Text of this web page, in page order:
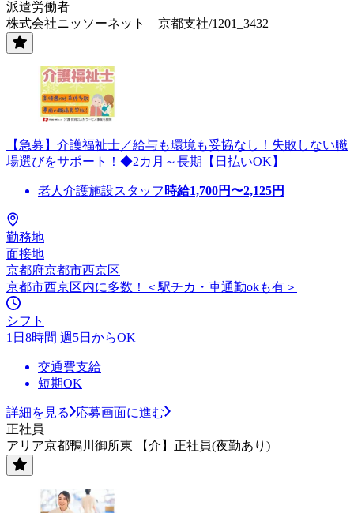
派遣労働者
株式会社ニッソーネット 京都支社/1201_3432
【急募】介護福祉士／給与も環境も妥協なし！失敗しない職
場選びをサポート！◆2カ月～長期【日払いOK】
老人介護施設スタッフ 時給1,700円〜2,125円
勤務地
面接地
京都府京都市西京区
京都市西京区内に多数！＜駅チカ・車通勤okも有＞
シフト
1日8時間 週5日からOK
交通費支給
短期OK
詳細を見る
応募画面に進む
正社員
アリア京都鴨川御所東 【介】正社員(夜勤あり)